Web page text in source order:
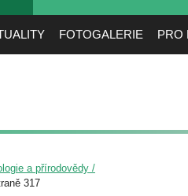
FOTOGALERIE PRO
a přírodovědy /
317